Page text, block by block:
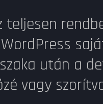
teljesen
után a
vagy